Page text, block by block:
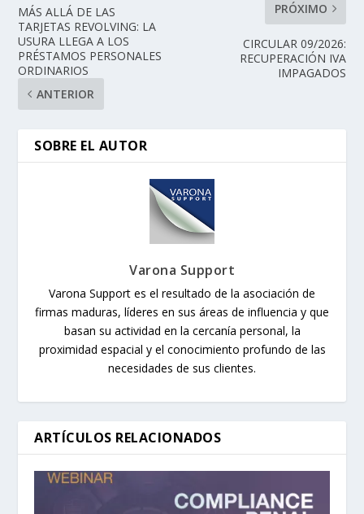
MÁS ALLÁ DE LAS
TARJETAS REVOLVING: LA
USURA LLEGA A LOS
PRÉSTAMOS PERSONALES
ORDINARIOS
ANTERIOR
PRÓXIMO
CIRCULAR 09/2026:
RECUPERACIÓN IVA
IMPAGADOS
SOBRE EL AUTOR
Varona Support
Varona Support es el resultado de la asociación de
firmas maduras, líderes en sus áreas de influencia y que
basan su actividad en la cercanía personal, la
proximidad espacial y el conocimiento profundo de las
necesidades de sus clientes.
ARTÍCULOS RELACIONADOS